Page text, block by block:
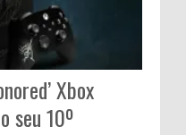
Xbox
seu 10º